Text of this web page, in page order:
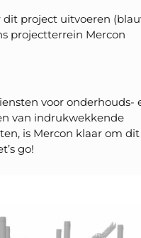
dit project uitvoeren
projectterrein Mercon
voor onderhouds-
van indrukwekkende
is Mercon klaar om dit
go!